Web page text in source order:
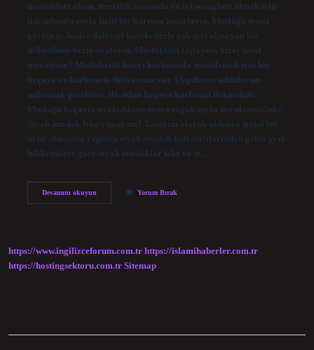
muslukları olsun, temizlik sırasında en iyi sonuçları almak için
ılık sabunlu suyla hafif bir karışım hazırlayın. Musluğu temiz
görünene kadar dairesel hareketlerle çok sert olmayan bir
mikrofiber bezle ovalayın. Musluktaki taşlaşmış kireç nasıl
temizlenir? Musluktaki kireci karbonatla temizlemek için bir
fırçaya ve karbonata ihtiyacınız var. Uygulama adımlarını
anlatmak gerekirse, ilk adım fırçaya karbonat dökmektir.
Musluğu fırçayla ovaladıktan sonra soğuk suyla durulanmalıdır.
Siyah musluk leke yapar mı? Tasarım olarak oldukça trend bir
ürün olmasına rağmen siyah musluk kullanıcılarından gelen geri
bildirimlere göre siyah musluklar leke ve iz…
Devamını okuyunSiyah
Yorum Bırak
https://www.ingilizceforum.com.tr https://islamihaberler.com.tr
https://hostingsektoru.com.tr Sitemap